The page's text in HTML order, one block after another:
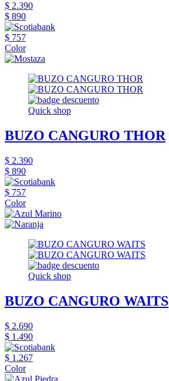
$ 2.390
$ 890
$ 757
Color
Quick shop
BUZO CANGURO THOR
$ 2.390
$ 890
$ 757
Color
Quick shop
BUZO CANGURO WAITS
$ 2.690
$ 1.490
$ 1.267
Color